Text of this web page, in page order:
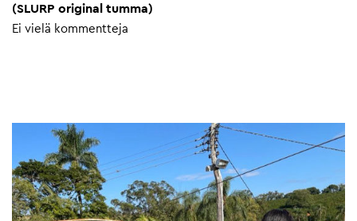
(SLURP original tumma)
Ei vielä kommentteja